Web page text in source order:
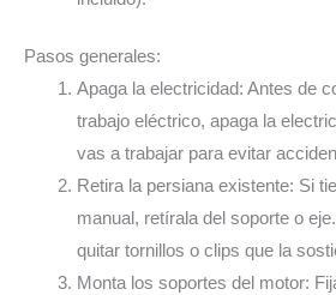
Pasos generales:
Apaga la electricidad: Antes de
trabajo eléctrico, apaga la
vas a trabajar para evitar
Retira la persiana existente: Si
manual, retírala del soporte o
quitar tornillos o clips que la
Monta los soportes del motor: